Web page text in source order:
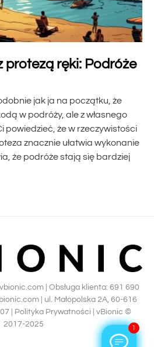
protezą ręki: Podróże
jak ja na początku, że
w podróży, ale z własnego
powiedzieć, że w rzeczywistości
znacznie ułatwia wykonanie
że podróże stają się bardziej
| Obsługa klienta: 691 690
| ul. Małopolska 2A, 60-616
|
Polityka Prywatności
vBionic ©
2017-2025
1